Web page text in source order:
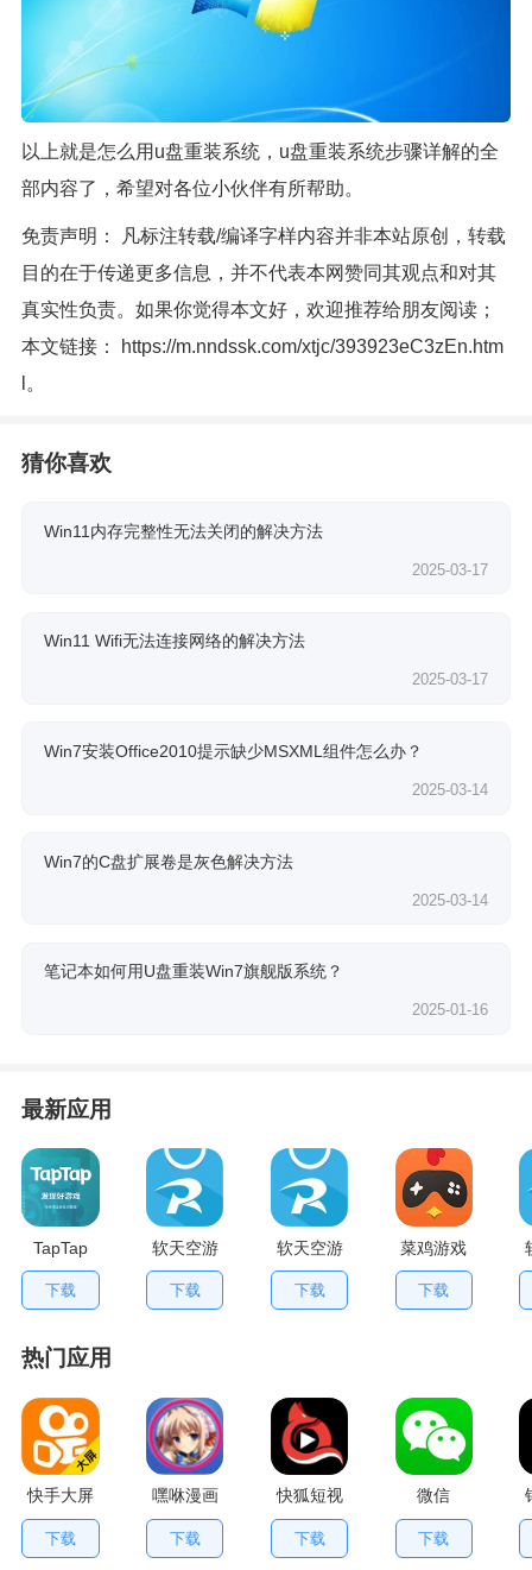
以上就是怎么用u盘重装系统，u盘重装系统步骤详解的全
部内容了，希望对各位小伙伴有所帮助。
免责声明： 凡标注转载/编译字样内容并非本站原创，转载
目的在于传递更多信息，并不代表本网赞同其观点和对其
真实性负责。如果你觉得本文好，欢迎推荐给朋友阅读；
本文链接：
https://m.nndssk.com/xtjc/393923eC3zEn.htm
。
猜你喜欢
Win11内存完整性无法关闭的解决方法
2025-03-17
Win11 Wifi无法连接网络的解决方法
2025-03-17
Win7安装Office2010提示缺少MSXML组件怎么办？
2025-03-14
Win7的C盘扩展卷是灰色解决方法
2025-03-14
笔记本如何用U盘重装Win7旗舰版系统？
2025-01-16
最新应用
TapTap
V2.84.0
手机版
下载
软天空游
戏盒应用
下载
软天空游
戏大全
App
下载
菜鸡游戏
不用排队
版
下载
热门应用
快手大屏
版
下载
嘿咻漫画
下载
快狐短视
频
下载
微信
下载